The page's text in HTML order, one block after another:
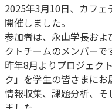
2025年3月10日、カフェ
開催しました。
参加者は、 永山学長およ
クトチームのメンバーで
昨年8月よりプロジェク
ク」 を学生の皆さまに
情報収集、課題分析、そ